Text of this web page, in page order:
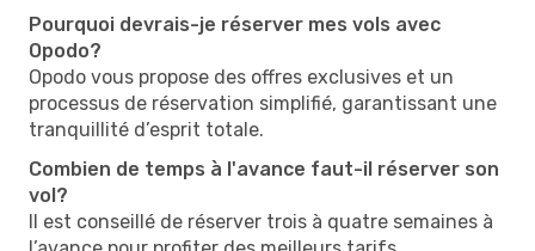
Pourquoi devrais-je réserver mes vols avec
Opodo?
Opodo vous propose des offres exclusives et un
processus de réservation simplifié, garantissant une
tranquillité d’esprit totale.
Combien de temps à l'avance faut-il réserver son
vol?
Il est conseillé de réserver trois à quatre semaines à